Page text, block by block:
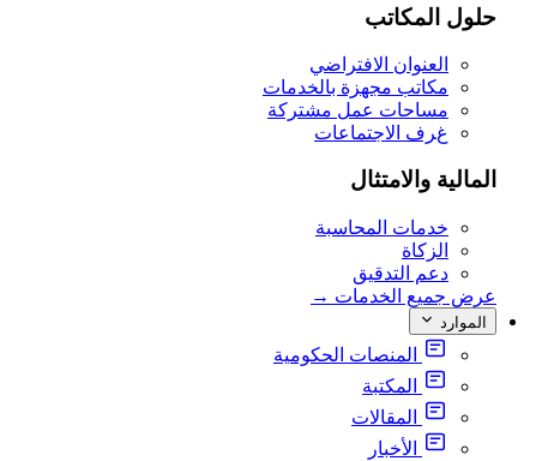
حلول المكاتب
العنوان الافتراضي
مكاتب مجهزة بالخدمات
مساحات عمل مشتركة
غرف الاجتماعات
المالية والامتثال
خدمات المحاسبة
الزكاة
دعم التدقيق
عرض جميع الخدمات →
الموارد
المنصات الحكومية
المكتبة
المقالات
الأخبار